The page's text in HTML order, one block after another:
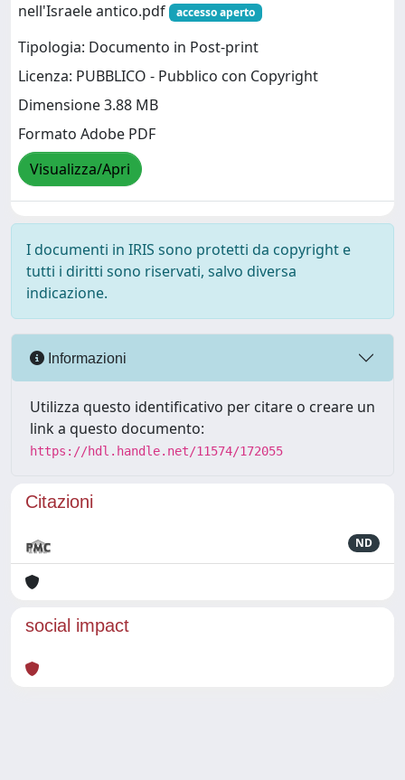
nell'Israele antico.pdf
accesso aperto
Tipologia: Documento in Post-print
Licenza: PUBBLICO - Pubblico con Copyright
Dimensione 3.88 MB
Formato Adobe PDF
Visualizza/Apri
I documenti in IRIS sono protetti da copyright e
tutti i diritti sono riservati, salvo diversa
indicazione.
Informazioni
Utilizza questo identificativo per citare o creare un
link a questo documento:
https://hdl.handle.net/11574/172055
Citazioni
ND
social impact